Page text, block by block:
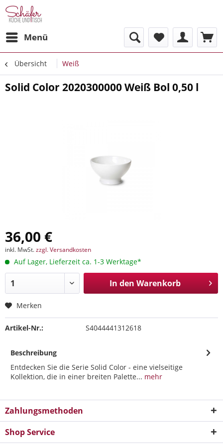
Menü
Übersicht Weiß
Solid Color 2020300000 Weiß Bol 0,50 l
36,00 €
inkl. MwSt.zzgl. Versandkosten
Auf Lager, Lieferzeit ca. 1-3 Werktage*
In den Warenkorb
Merken
Artikel-Nr.: S4044441312618
Beschreibung
Entdecken Sie die Serie Solid Color - eine vielseitige
Kollektion, die in einer breiten Palette... mehr
Zahlungsmethoden
Shop Service